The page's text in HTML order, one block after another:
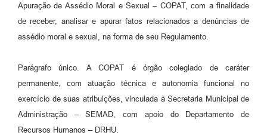
Apuração de Assédio Moral e Sexual – COPAT, com a finalidade
de receber, analisar e apurar fatos relacionados a denúncias de
assédio moral e sexual, na forma de seu Regulamento.
Parágrafo único. A COPAT é órgão colegiado de caráter
permanente, com atuação técnica e autonomia funcional no
exercício de suas atribuições, vinculada à Secretaria Municipal de
Administração – SEMAD, com apoio do Departamento de
Recursos Humanos – DRHU.